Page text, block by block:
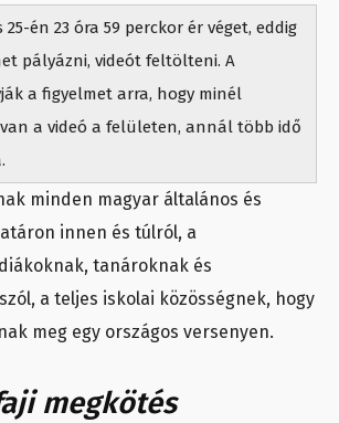
én 23 óra 59 perckor ér véget, eddig
pályázni, videót feltölteni. A
a figyelmet arra, hogy minél
a videó a felületen, annál több idő
minden magyar általános és
innen és túlról, a
tanároknak és
a teljes iskolai közösségnek, hogy
meg egy országos versenyen.
megkötés